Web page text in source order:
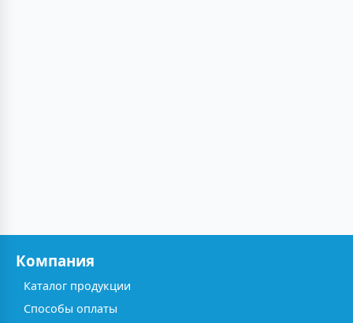
Компания
Каталог продукции
Способы оплаты